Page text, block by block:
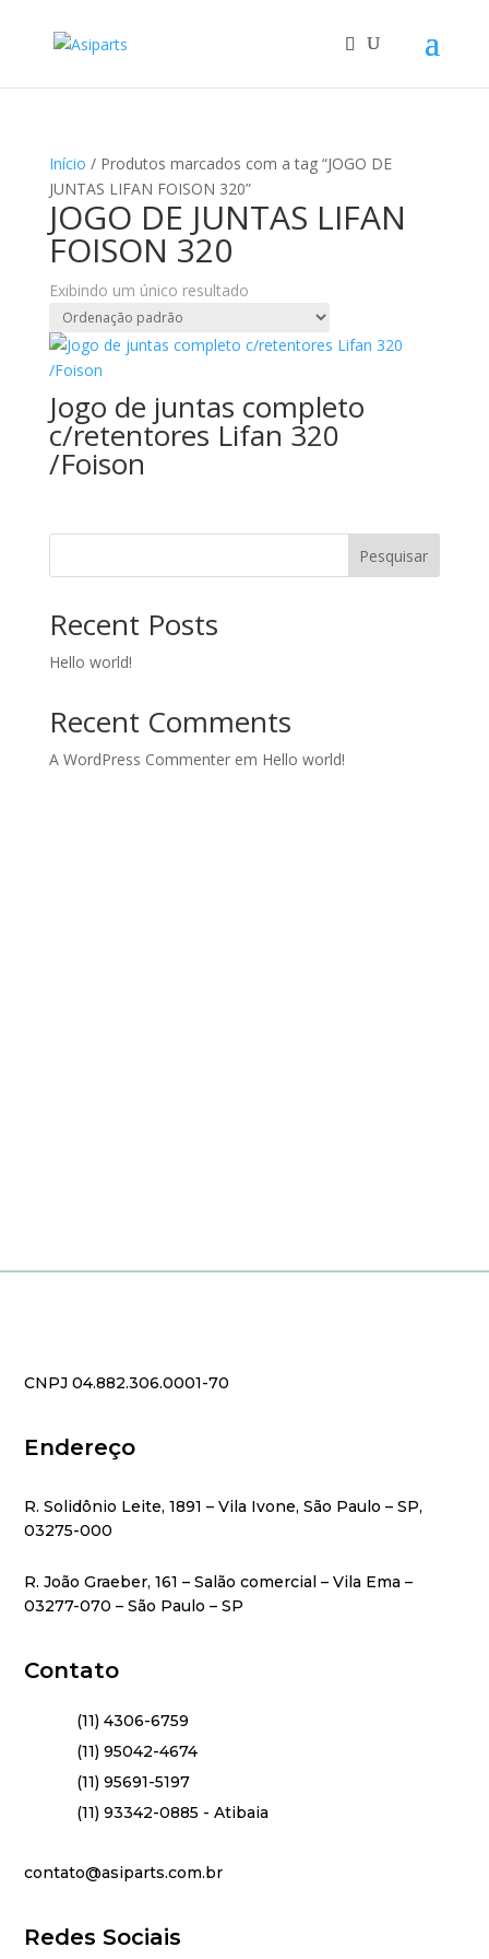
Início / Produtos marcados com a tag “JOGO DE
JUNTAS LIFAN FOISON 320”
JOGO DE JUNTAS LIFAN
FOISON 320
Exibindo um único resultado
Jogo de juntas completo
c/retentores Lifan 320
/Foison
Pesquisar
Recent Posts
Hello world!
Recent Comments
A WordPress Commenterem Hello world!
CNPJ 04.882.306.0001-70
Endereço
R. Solidônio Leite, 1891 – Vila Ivone, São Paulo – SP,
03275-000
R. João Graeber, 161 – Salão comercial – Vila Ema –
03277-070 – São Paulo – SP
Contato
(11) 4306-6759
(11) 95042-4674
(11) 95691-5197
(11) 93342-0885 - Atibaia
contato@asiparts.com.br
Redes Sociais